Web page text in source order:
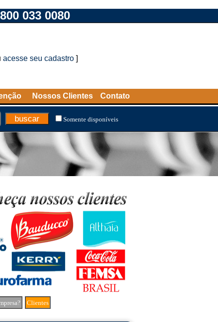
033 0080
acesse seu cadastro ]
Nossos Clientes Contato
Somente disponíveis
Clientes